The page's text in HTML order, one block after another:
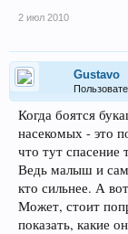
2 июл 2010
Gustavo
Когда боятся
насекомых - это
что тут спасение
Ведь малыш и сам
кто сильнее. А
Может, стоит
показать, какие